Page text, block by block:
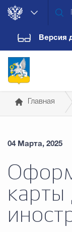
Версия
Главная
04 Марта, 2025
карты